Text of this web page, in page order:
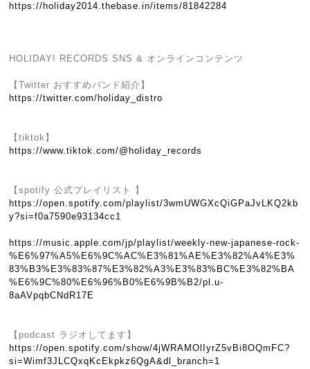
https://holiday2014.thebase.in/items/81842284
HOLIDAY! RECORDS SNS & オンラインコンテンツ
【Twitter おすすめバンド紹介】
https://twitter.com/holiday_distro
【tiktok】
https://www.tiktok.com/@holiday_records
【spotify 公式プレイリスト 】
https://open.spotify.com/playlist/3wmUWGXcQiGPaJvLKQ2kb
y?si=f0a7590e93134cc1
https://music.apple.com/jp/playlist/weekly-new-japanese-rock-
%E6%97%A5%E6%9C%AC%E3%81%AE%E3%82%A4%E3%
83%B3%E3%83%87%E3%82%A3%E3%83%BC%E3%82%BA
%E6%9C%80%E6%96%B0%E6%9B%B2/pl.u-
8aAVpqbCNdR17E
【podcast ラジオしてます】
https://open.spotify.com/show/4jWRAMOlIyrZ5vBi8OQmFC?
si=Wimf3JLCQxqKcEkpkz6QgA&dl_branch=1